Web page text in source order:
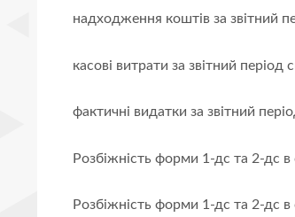
надходження коштів за звітний
касові витрати за звітний
фактичні видатки за звітний
Розбіжність форми 1-дс та 2-дс
Розбіжність форми 1-дс та 2-дс